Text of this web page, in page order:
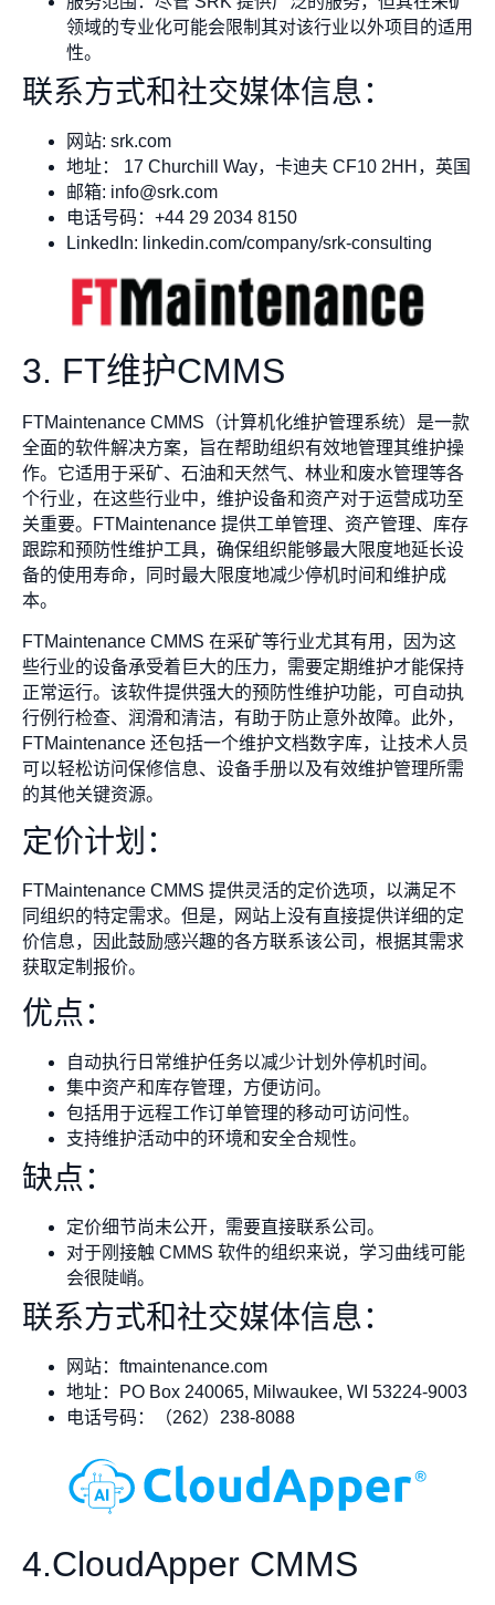
领域的专业化可能会限制其对该行业以外项目的适用
性。
联系方式和社交媒体信息：
网站: srk.com
地址： 17 Churchill Way，卡迪夫 CF10 2HH，英国
邮箱: info@srk.com
电话号码：+44 29 2034 8150
LinkedIn: linkedin.com/company/srk-consulting
3. FT维护CMMS
FTMaintenance CMMS（计算机化维护管理系统）是一款
全面的软件解决方案，旨在帮助组织有效地管理其维护操
作。它适用于采矿、石油和天然气、林业和废水管理等各
个行业，在这些行业中，维护设备和资产对于运营成功至
关重要。FTMaintenance 提供工单管理、资产管理、库存
跟踪和预防性维护工具，确保组织能够最大限度地延长设
备的使用寿命，同时最大限度地减少停机时间和维护成
本。
FTMaintenance CMMS 在采矿等行业尤其有用，因为这
些行业的设备承受着巨大的压力，需要定期维护才能保持
正常运行。该软件提供强大的预防性维护功能，可自动执
行例行检查、润滑和清洁，有助于防止意外故障。此外，
FTMaintenance 还包括一个维护文档数字库，让技术人员
可以轻松访问保修信息、设备手册以及有效维护管理所需
的其他关键资源。
定价计划：
FTMaintenance CMMS 提供灵活的定价选项，以满足不
同组织的特定需求。但是，网站上没有直接提供详细的定
价信息，因此鼓励感兴趣的各方联系该公司，根据其需求
获取定制报价。
优点：
自动执行日常维护任务以减少计划外停机时间。
集中资产和库存管理，方便访问。
包括用于远程工作订单管理的移动可访问性。
支持维护活动中的环境和安全合规性。
缺点：
定价细节尚未公开，需要直接联系公司。
对于刚接触 CMMS 软件的组织来说，学习曲线可能
会很陡峭。
联系方式和社交媒体信息：
网站：ftmaintenance.com
地址：PO Box 240065, Milwaukee, WI 53224-9003
电话号码：（262）238-8088
4.CloudApper CMMS